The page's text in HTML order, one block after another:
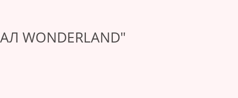
WONDERLAND"